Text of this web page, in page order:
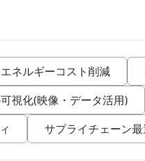
ネルギーコスト削減
視化(映像・データ活用)
サプライチェーン